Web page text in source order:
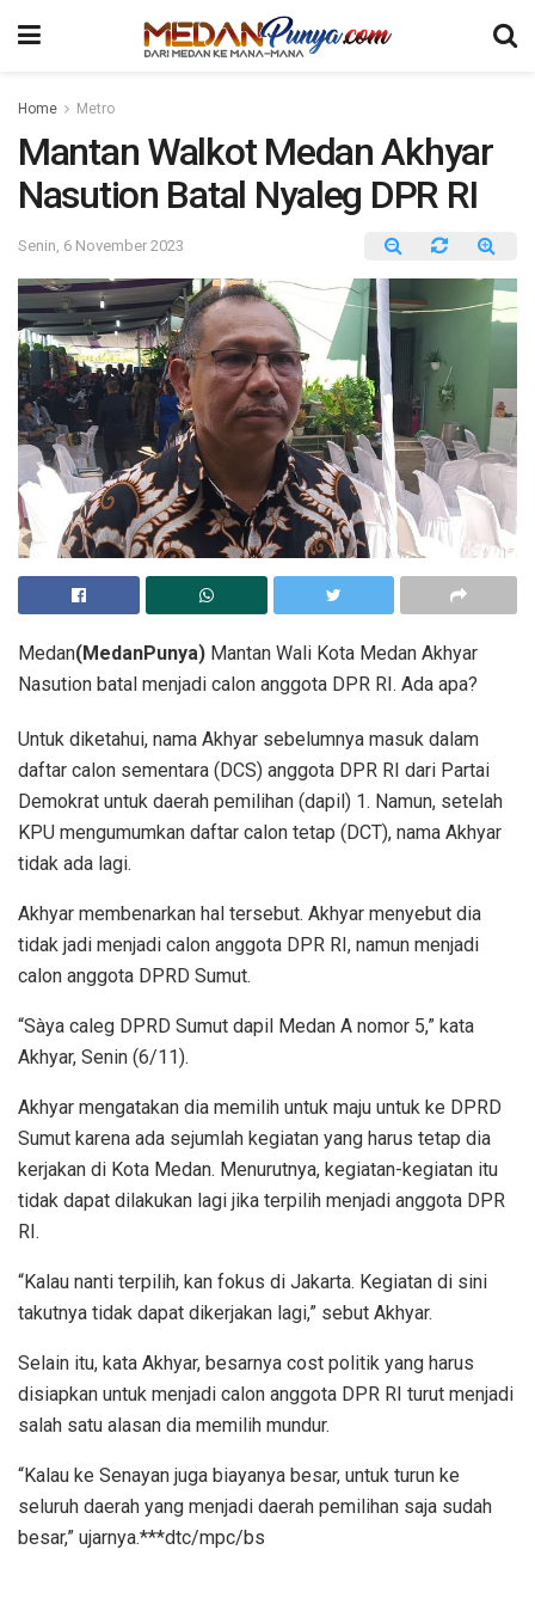
Home Metro
Mantan Walkot Medan Akhyar
Nasution Batal Nyaleg DPR RI
Senin, 6 November 2023
Medan(MedanPunya) Mantan Wali Kota Medan Akhyar
Nasution batal menjadi calon anggota DPR RI. Ada apa?
Untuk diketahui, nama Akhyar sebelumnya masuk dalam
daftar calon sementara (DCS) anggota DPR RI dari Partai
Demokrat untuk daerah pemilihan (dapil) 1. Namun, setelah
KPU mengumumkan daftar calon tetap (DCT), nama Akhyar
tidak ada lagi.
Akhyar membenarkan hal tersebut. Akhyar menyebut dia
tidak jadi menjadi calon anggota DPR RI, namun menjadi
calon anggota DPRD Sumut.
“Sàya caleg DPRD Sumut dapil Medan A nomor 5,” kata
Akhyar, Senin (6/11).
Akhyar mengatakan dia memilih untuk maju untuk ke DPRD
Sumut karena ada sejumlah kegiatan yang harus tetap dia
kerjakan di Kota Medan. Menurutnya, kegiatan-kegiatan itu
tidak dapat dilakukan lagi jika terpilih menjadi anggota DPR
RI.
“Kalau nanti terpilih, kan fokus di Jakarta. Kegiatan di sini
takutnya tidak dapat dikerjakan lagi,” sebut Akhyar.
Selain itu, kata Akhyar, besarnya cost politik yang harus
disiapkan untuk menjadi calon anggota DPR RI turut menjadi
salah satu alasan dia memilih mundur.
“Kalau ke Senayan juga biayanya besar, untuk turun ke
seluruh daerah yang menjadi daerah pemilihan saja sudah
besar,” ujarnya.***dtc/mpc/bs